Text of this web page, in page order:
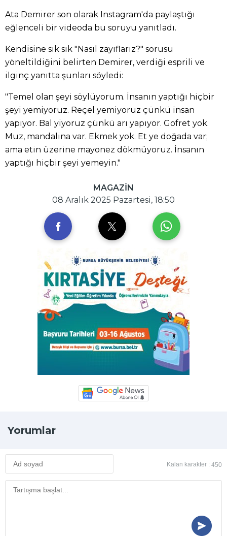
Ata Demirer son olarak Instagram'da paylaştığı
eğlenceli bir videoda bu soruyu yanıtladı.
Kendisine sık sık "Nasıl zayıflarız?" sorusu
yöneltildiğini belirten Demirer, verdiği esprili ve
ilginç yanıtta şunları söyledi:
"Temel olan şeyi söylüyorum. İnsanın yaptığı hiçbir
şeyi yemiyoruz. Reçel yemiyoruz çünkü insan
yapıyor. Bal yiyoruz çünkü arı yapıyor. Gofret yok.
Muz, mandalina var. Ekmek yok. Et ye doğada var;
ama etin üzerine mayonez dökmüyoruz. İnsanın
yaptığı hiçbir şeyi yemeyin."
MAGAZİN
08 Aralık 2025 Pazartesi, 18:50
Yorumlar
Kalan karakter : 450